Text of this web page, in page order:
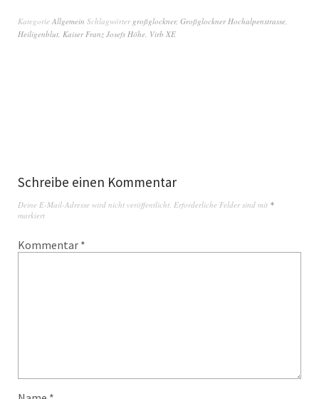
Kategorie Allgemein Schlagwörter großglockner, Großglockner Hochalpenstrasse,
Heiligenblut, Kaiser Franz Josefs Höhe, Virb XE
Schreibe einen Kommentar
Deine E-Mail-Adresse wird nicht veröffentlicht. Erforderliche Felder sind mit *
markiert
Kommentar *